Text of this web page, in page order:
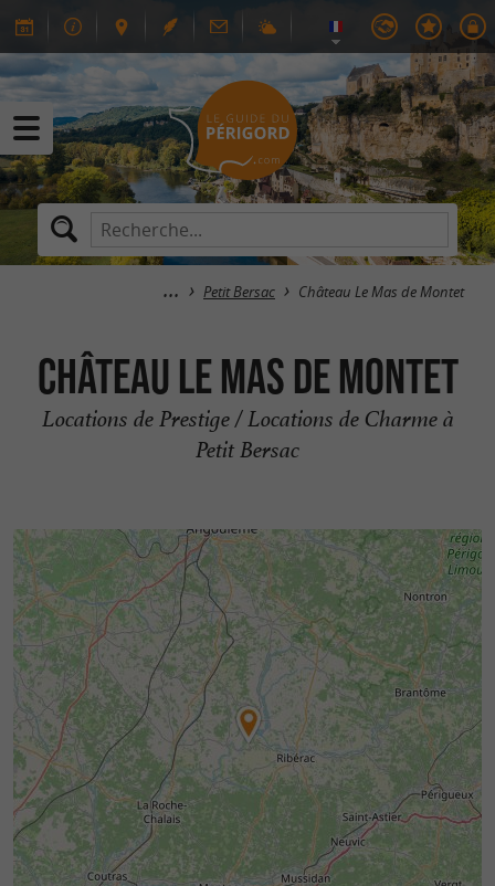
Petit Bersac Château Le Mas de Montet
Château Le Mas de Montet
Locations de Prestige / Locations de Charme à
Petit Bersac